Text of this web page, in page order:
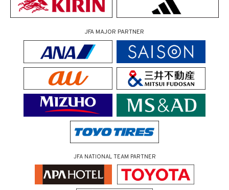
JFA MAJOR PARTNER
JFA NATIONAL TEAM PARTNER